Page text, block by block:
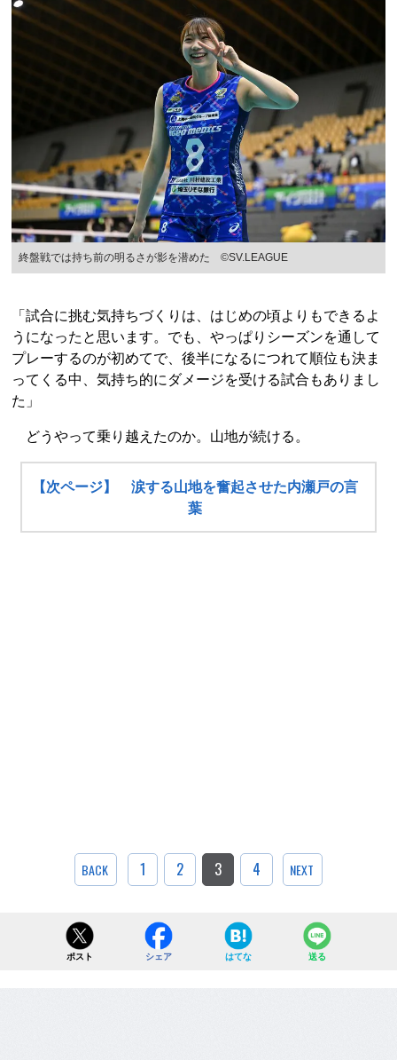
終盤戦では持ち前の明るさが影を潜めた ©︎SV.LEAGUE
「試合に挑む気持ちづくりは、はじめの頃よりもできるよ
うになったと思います。でも、やっぱりシーズンを通して
プレーするのが初めてで、後半になるにつれて順位も決ま
ってくる中、気持ち的にダメージを受ける試合もありまし
た」
どうやって乗り越えたのか。山地が続ける。
【次ページ】 涙する山地を奮起させた内瀬戸の言
葉
BACK 1 2 3 4 NEXT
ポスト シェア はてな 送る